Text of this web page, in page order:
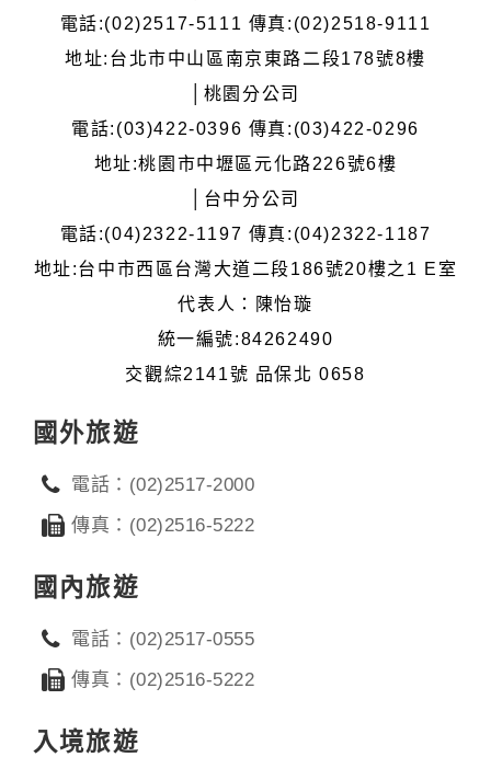
電話:(02)2517-5111 傳真:(02)2518-9111
地址:台北市中山區南京東路二段178號8樓
│桃園分公司
電話:(03)422-0396 傳真:(03)422-0296
地址:桃園市中壢區元化路226號6樓
│台中分公司
電話:(04)2322-1197 傳真:(04)2322-1187
地址:台中市西區台灣大道二段186號20樓之1 E室
代表人：陳怡璇
統一編號:84262490
交觀綜2141號 品保北 0658
國外旅遊
電話：(02)2517-2000
傳真：(02)2516-5222
國內旅遊
電話：(02)2517-0555
傳真：(02)2516-5222
入境旅遊